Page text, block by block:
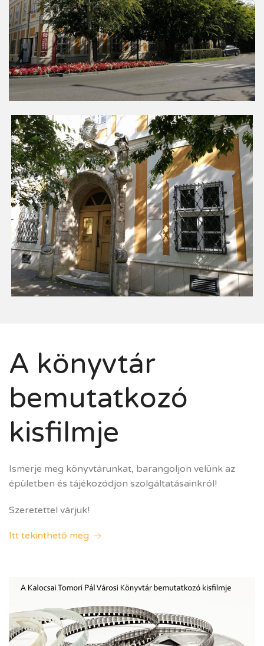
A könyvtár
bemutatkozó
kisfilmje
Ismerje meg könyvtárunkat, barangoljon velünk az
épületben és tájékozódjon szolgáltatásainkról!
Szeretettel várjuk!
Itt tekinthető meg